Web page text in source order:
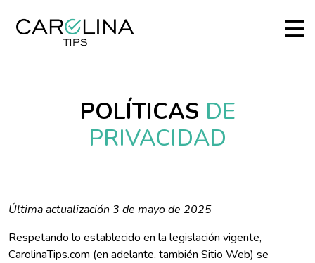
POLÍTICAS DE
PRIVACIDAD
Última actualización 3 de mayo de 2025
Respetando lo establecido en la legislación vigente,
CarolinaTips.com (en adelante, también Sitio Web) se